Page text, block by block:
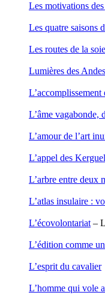
Harvey
Hervouët
Hussain
Imhof
Jallade
Kerouedan
Klotz Lætitia
Kotry Jérôme
Labouche
Lacrampe
Laheurte
Lanni
Lantz François
Le Maître
Les motivations
Les quatre saisons
Les routes de la
Lumières des Andes
L’accomplissement
L’âme vagabonde,
L’amour de l’art
L’appel des
L’arbre entre deux
L’atlas insulaire :
L’écovolontariat –
L’édition comme
L’esprit du cavalier
L’homme qui vole